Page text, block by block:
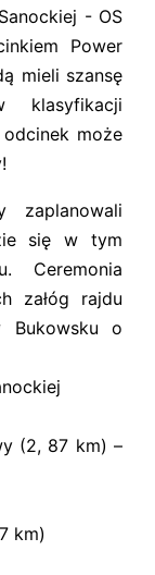
- OS
Power
mieli szansę
klasyfikacji
może
zaplanowali
się w tym
Ceremonia
załóg rajdu
o
(2, 87 km) –
km)